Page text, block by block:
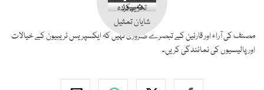
تحریر کردہ
شایان تمثیل
مصنف کی آراء اور قارئین کے تبصرے ضروری نہیں کہ ایکسپریس ٹریبیون کے خیالات
اور پالیسیوں کی نمائندگی کریں۔